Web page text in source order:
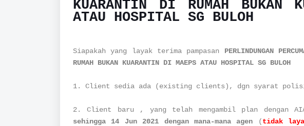
KUARANTIN DI RUMAH BUKAN
ATAU HOSPITAL SG BULOH
Siapakah yang layak terima pampasan PERLINDUNGAN
RUMAH BUKAN KUARANTIN DI MAEPS ATAU HOSPITAL SG BULOH
1. Client sedia ada (existing clients), dgn syarat
2. Client baru , yang telah mengambil plan dengan
sehingga 14 Jun 2021 dengan mana-mana agen (tidak